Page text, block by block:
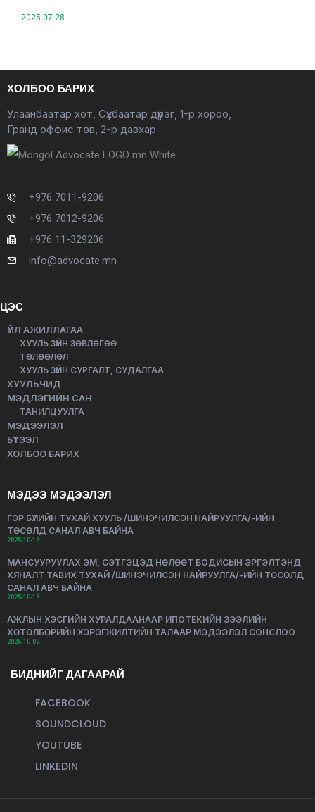
2025-07-28
ХОЛБОО БАРИХ
Улаанбаатар хот, Сүхбаатар дүүрэг, 1-р хороо,
Гранд оффис төв, 2-р давхар
+976 7011-9206
+976 7012-9206
+976 11-329206
info@advocate.mn
ЦЭС
ҮЙЛ АЖИЛЛАГАА
ХУУЛЬ ЗҮЙН ЗӨВЛӨГӨӨ
ТӨЛӨӨЛӨЛ
ХУУЛЬ ЗҮЙН СУРГАЛТ, СУДАЛГАА
ХУУЛЬЧИД
МЭДЛЭГИЙН САН
ТАНИЛЦУУЛГА
МЭДЭЭЛЭЛ
БҮТЭЭЛ
ХОЛБОО БАРИХ
МЭДЭЭ МЭДЭЭЛЭЛ
ГЭР БҮЛИЙН ТУХАЙ ХУУЛЬ /ШИНЭЧИЛСЭН НАЙРУУЛГА/-ИЙН
ТӨСӨЛД САНАЛ АВЧ БАЙНА
2025-10-13
МАНСУУРУУЛАХ ЭМ, СЭТГЭЦЭД НӨЛӨӨТ БОДИСЫН ЭРГЭЛТЭНД
ХЯНАЛТ ТАВИХ ТУХАЙ /ШИНЭЧИЛСЭН НАЙРУУЛГА/-ИЙН ТӨСӨЛД
САНАЛ АВЧ БАЙНА
2025-10-13
АЖЛЫН ХЭСГИЙН ХУРАЛДААНААР ИПОТЕКИЙН ЗЭЭЛИЙН
ХӨТӨЛБӨРИЙН ХЭРЭГЖИЛТИЙН ТАЛААР МЭДЭЭЛЭЛ СОНСЛОО
2025-10-02
БИДНИЙГ ДАГААРАЙ
FACEBOOK
SOUNDCLOUD
YOUTUBE
LINKEDIN